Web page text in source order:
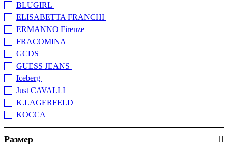
BLUGIRL
ELISABETTA FRANCHI
ERMANNO Firenze
FRACOMINA
GCDS
GUESS JEANS
Iceberg
Just CAVALLI
K.LAGERFELD
KOCCA
LIU JO(39)
LOVE MOSCHINO
Размер